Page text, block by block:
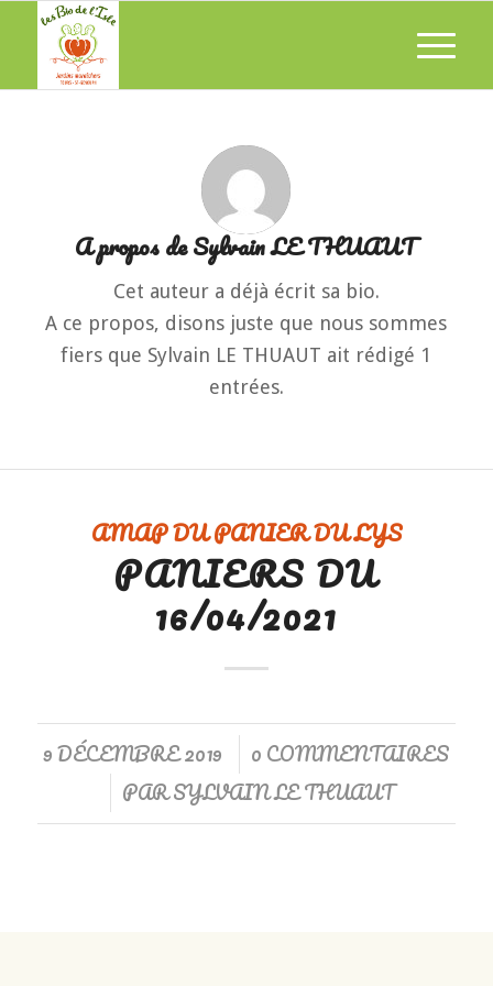
A propos deSylvain LE THUAUT
Cet auteur a déjà écrit sa bio.
A ce propos, disons juste que nous sommes
fiers que Sylvain LE THUAUT ait rédigé 1
entrées.
AMAP DU PANIER DU LYS
PANIERS DU
16/04/2021
9 DÉCEMBRE 2019
/ 0 COMMENTAIRES
PARSYLVAIN LE THUAUT